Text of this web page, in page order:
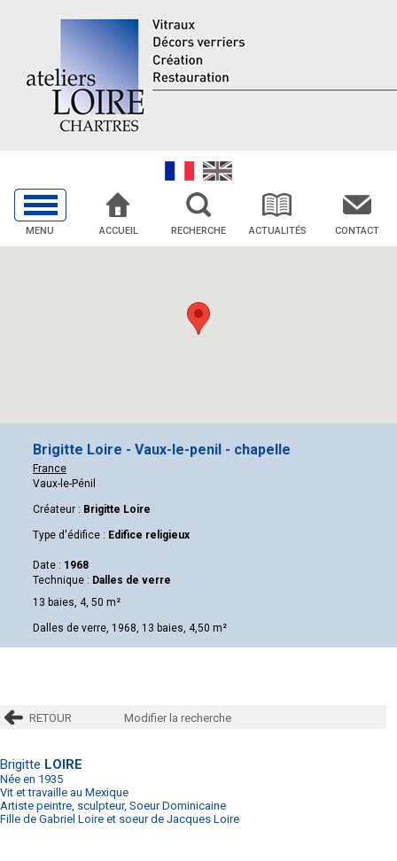
MENU ACCUEIL RECHERCHE ACTUALITÉS CONTACT
Brigitte Loire - Vaux-le-penil - chapelle
France
Vaux-le-Pénil
Créateur : Brigitte Loire
Type d'édifice : Edifice religieux
Date : 1968
Technique : Dalles de verre
13 baies, 4, 50 m²
Dalles de verre, 1968, 13 baies, 4,50 m²
RETOUR Modifier la recherche
Brigitte LOIRE
Née en 1935
Vit et travaille au Mexique
Artiste peintre, sculpteur, Soeur Dominicaine
Fille de Gabriel Loire et soeur de Jacques Loire